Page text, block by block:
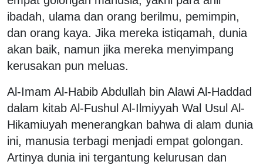
ibadah, ulama dan orang berilmu, pemimpin,
dan orang kaya. Jika mereka istiqamah, dunia
akan baik, namun jika mereka menyimpang
kerusakan pun meluas.
Al-Imam Al-Habib Abdullah bin Alawi Al-Haddad
dalam kitab Al-Fushul Al-Ilmiyyah Wal Usul Al-
Hikamiuyah menerangkan bahwa di alam dunia
ini, manusia terbagi menjadi empat golongan.
Artinya dunia ini tergantung kelurusan dan